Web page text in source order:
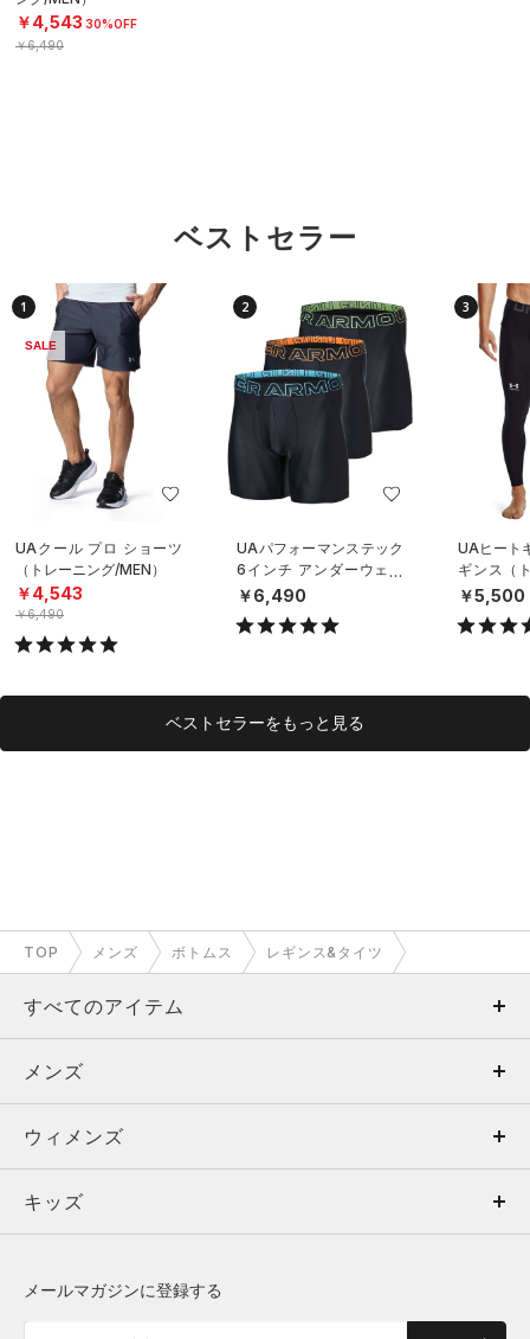
￥4,543 30%OFF
￥6,490
ベストセラー
1
SALE
UAクール プロ ショーツ
（トレーニング/MEN）
￥4,543
￥6,490
2
UAパフォーマンステック
6インチ アンダーウェア
（3枚セット）（トレーニ
ング/MEN）
￥6,490
3
UAヒート
ギンス（
EN）
￥5,500
ベストセラーをもっと見る
TOP メンズ ボトムス レギンス&タイツ
すべてのアイテム
メンズ
ウィメンズ
キッズ
メンズ
トップス
ボトムス
ウィメンズ
トップス
キッズ
メールマガジンに登録する